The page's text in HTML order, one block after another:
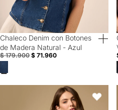
60% Off
Chaleco Denim con Botones
de Madera Natural - Azul
$ 179.900 $ 71.960
Camisa manga larga cuello
Favoritos